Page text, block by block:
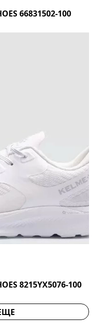
66831502-100
8215YX5076-100